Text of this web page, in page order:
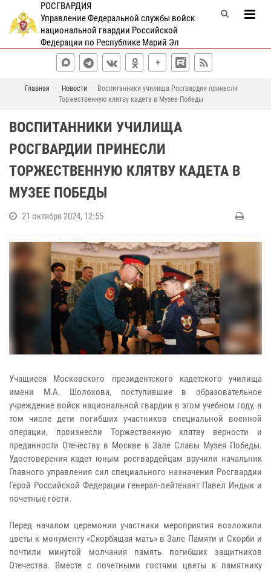
РОСГВАРДИЯ
Управление Федеральной службы войск
национальной гвардии Российской
Федерации по Республике Марий Эл
Главная Новости
Воспитанники училища Росгвардии принесли
Торжественную клятву кадета в Музее Победы
ВОСПИТАННИКИ УЧИЛИЩА
РОСГВАРДИИ ПРИНЕСЛИ
ТОРЖЕСТВЕННУЮ КЛЯТВУ КАДЕТА В
МУЗЕЕ ПОБЕДЫ
21 октября 2024, 12:55
Учащиеся Московского президентского кадетского училища
имени М.А. Шолохова, поступившие в образовательное
учреждение войск национальной гвардии в этом учебном году, в
том числе дети погибших участников специальной военной
операции, произнесли Торжественную клятву верности и
преданности Отечеству в Москве в Зале Славы Музея Победы.
Удостоверения кадет юным росгвардейцам вручили начальник
Главного управления сил специального назначения Росгвардии
Герой Российской Федерации генерал-лейтенант Павел Индык и
почетные гости.
Перед началом церемонии участники мероприятия возложили
цветы к монументу «Скорбящая мать» в Зале Памяти и Скорби и
почтили минутой молчания память погибших защитников
Отечества. Вместе с почетными гостями цветы к памятнику